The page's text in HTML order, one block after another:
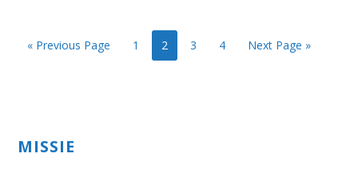
« Previous Page Page
1 Page
2 Page
3 Page
4 Next Page »
Primary
MISSIE